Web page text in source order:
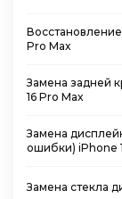
Pro Max
Замена задней
16 Pro Max
Замена
ошибки) iPhone
Замена стекла